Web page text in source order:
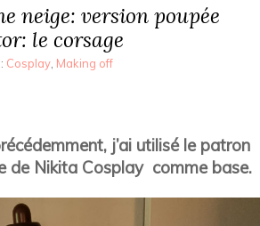
neige: version poupée
le corsage
Cosplay Making off
j’ai utilisé le patron
de Nikita Cosplay comme base.